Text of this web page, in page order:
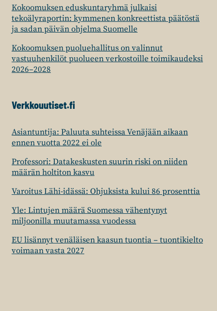
Kokoomuksen eduskuntaryhmä julkaisi
tekoälyraportin: kymmenen konkreettista päätöstä
ja sadan päivän ohjelma Suomelle
Kokoomuksen puoluehallitus on valinnut
vastuuhenkilöt puolueen verkostoille toimikaudeksi
2026–2028
Verkkouutiset.fi
Asiantuntija: Paluuta suhteissa Venäjään aikaan
ennen vuotta 2022 ei ole
Professori: Datakeskusten suurin riski on niiden
määrän holtiton kasvu
Varoitus Lähi-idässä: Ohjuksista kului 86 prosenttia
Yle: Lintujen määrä Suomessa vähentynyt
miljoonilla muutamassa vuodessa
EU lisännyt venäläisen kaasun tuontia – tuontikielto
voimaan vasta 2027